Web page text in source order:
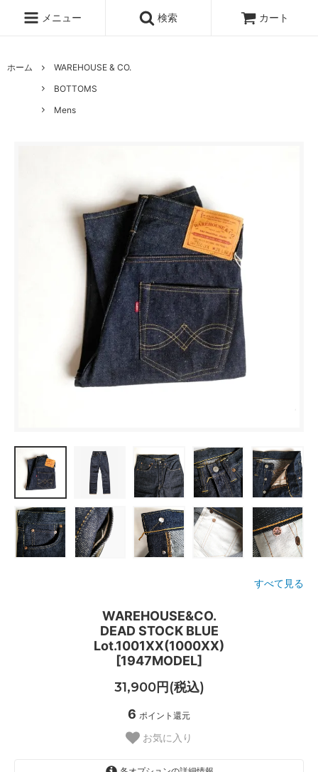
メニュー 検索 カート
ホーム
WAREHOUSE & CO.
BOTTOMS
Mens
すべて見る
WAREHOUSE&CO.
DEAD STOCK BLUE
Lot.1001XX(1000XX)
[1947MODEL]
31,900円(税込)
6 ポイント還元
お気に入り